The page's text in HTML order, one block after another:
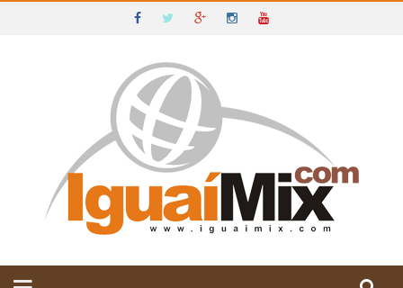
IGUAÍ E SUDOESTE DA BAHIA